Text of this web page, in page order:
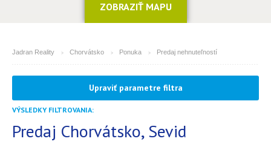
ZOBRAZIŤ MAPU
Jadran Reality Chorvátsko Ponuka Predaj nehnuteľností
MESTO
(môžete vybrať viacej položiek)
Apartmán
Upraviť parametre filtra
VÝSLEDKY FILTROVANIA:
Predaj Chorvátsko, Sevid